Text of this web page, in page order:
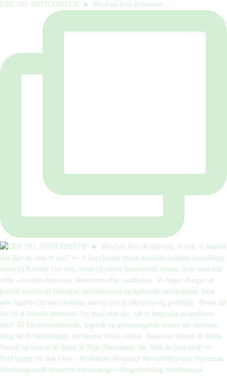
UDE NU: ANTICHRISTIE 🔥⁠ ⁠ Hvad nu hvis de historie